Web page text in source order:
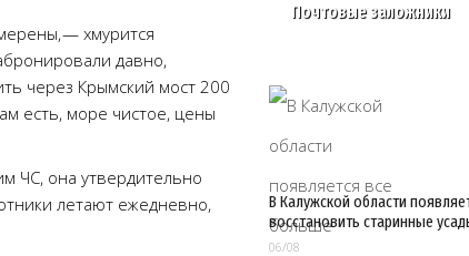
— хмурится
давно,
через Крымский мост 200
есть, море чистое, цены
ЧС, она утвердительно
летают ежедневно,
Почтовые заложники
В Калужской области
восстановить старинные
06/08